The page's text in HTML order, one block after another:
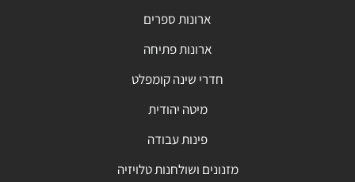
ארונות ספרים
ארונות פתיחה
חדרי שינה קומפלט
מיטה יהודית
פינות עבודה
מזנונים ושולחנות טלויזיה